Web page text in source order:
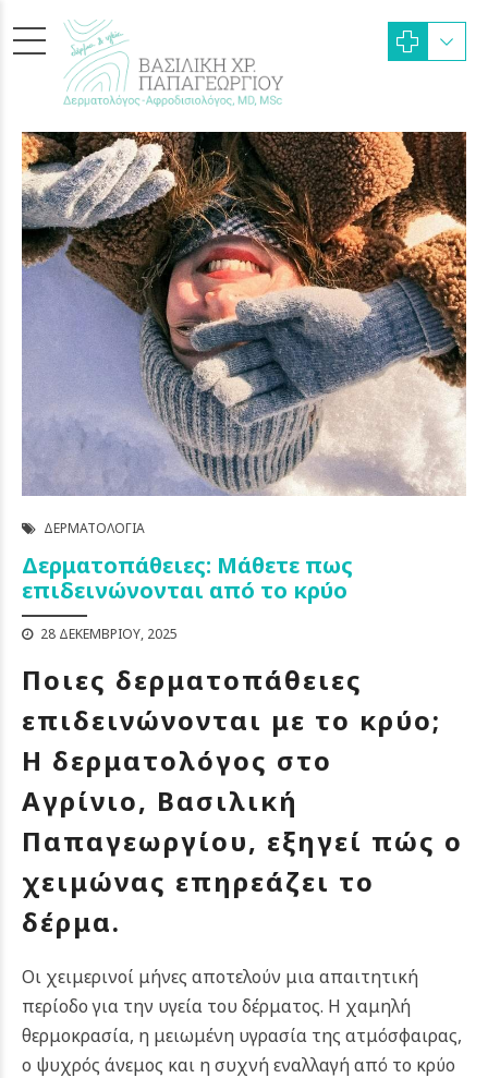
ΔΕΡΜΑΤΟΛΟΓΊΑ
Δερματοπάθειες: Μάθετε πως
επιδεινώνονται από το κρύο
28 ΔΕΚΕΜΒΡΊΟΥ, 2025
Ποιες δερματοπάθειες
επιδεινώνονται με το κρύο;
Η δερματολόγος στο
Αγρίνιο, Βασιλική
Παπαγεωργίου, εξηγεί πώς ο
χειμώνας επηρεάζει το
δέρμα.
Οι χειμερινοί μήνες αποτελούν μια απαιτητική
περίοδο για την υγεία του δέρματος. Η χαμηλή
θερμοκρασία, η μειωμένη υγρασία της ατμόσφαιρας,
ο ψυχρός άνεμος και η συχνή εναλλαγή από το κρύο